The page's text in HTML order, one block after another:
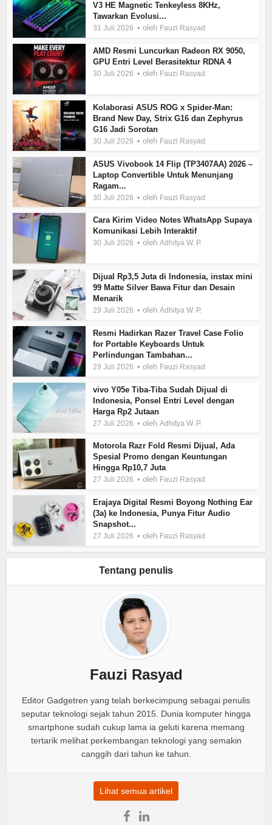
V3 HE Magnetic Tenkeyless 8KHz,
Tawarkan Evolusi...
31 Juli 2026 oleh Fauzi Rasyad
AMD Resmi Luncurkan Radeon RX 9050,
GPU Entri Level Berasitektur RDNA 4
30 Juli 2026 oleh Fauzi Rasyad
Kolaborasi ASUS ROG x Spider-Man:
Brand New Day, Strix G16 dan Zephyrus
G16 Jadi Sorotan
30 Juli 2026 oleh Fauzi Rasyad
ASUS Vivobook 14 Flip (TP3407AA) 2026 –
Laptop Convertible Untuk Menunjang
Ragam...
30 Juli 2026 oleh Fauzi Rasyad
Cara Kirim Video Notes WhatsApp Supaya
Komunikasi Lebih Interaktif
30 Juli 2026 olehAdhitya W. P.
Dijual Rp3,5 Juta di Indonesia, instax mini
99 Matte Silver Bawa Fitur dan Desain
Menarik
29 Juli 2026 olehAdhitya W. P.
Resmi Hadirkan Razer Travel Case Folio
for Portable Keyboards Untuk
Perlindungan Tambahan...
29 Juli 2026 oleh Fauzi Rasyad
vivo Y05e Tiba-Tiba Sudah Dijual di
Indonesia, Ponsel Entri Level dengan
Harga Rp2 Jutaan
27 Juli 2026 olehAdhitya W. P.
Motorola Razr Fold Resmi Dijual, Ada
Spesial Promo dengan Keuntungan
Hingga Rp10,7 Juta
27 Juli 2026 oleh Fauzi Rasyad
Erajaya Digital Resmi Boyong Nothing Ear
(3a) ke Indonesia, Punya Fitur Audio
Snapshot...
27 Juli 2026 oleh Fauzi Rasyad
Tentang penulis
Fauzi Rasyad
Editor Gadgetren yang telah berkecimpung sebagai penulis
seputar teknologi sejak tahun 2015. Dunia komputer hingga
smartphone sudah cukup lama ia geluti karena memang
tertarik melihat perkembangan teknologi yang semakin
canggih dari tahun ke tahun.
Lihat semua artikel